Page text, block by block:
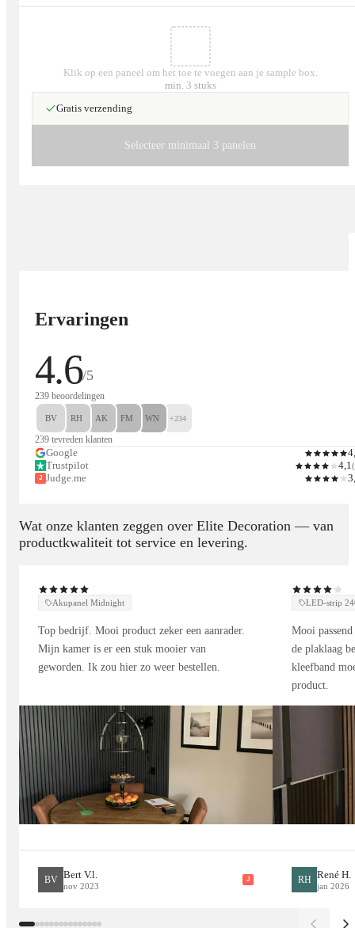
In moderne badkamers past het uitstekend bij zwarte kranen en
minimalistische meubels.
metalen details voor een industriële, chique look.
Klik op een paneel om het toe te voegen aan je sample box.
min. 3 stuks
Gratis verzending
Selecteer minimaal 3 panelen
Ervaringen
4.6/5
239 beoordelingen
BV RH AK FM WN +234
239 tevreden klanten
Google
Trustpilot
4,1(
J Judge.me
Wat onze klanten zeggen over Elite Decoration — van
productkwaliteit tot service en levering.
Akupanel Midnight
Top bedrijf. Mooi product zeker een aanrader.
Mijn kamer is er een stuk mooier van
geworden. Ik zou hier zo weer bestellen.
BV Bert V.l.
nov 2023
J
LED-strip
Mooi
de plaklaag
kleefband
product.
RH René H.
jan 2026